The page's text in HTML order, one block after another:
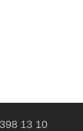
13 10